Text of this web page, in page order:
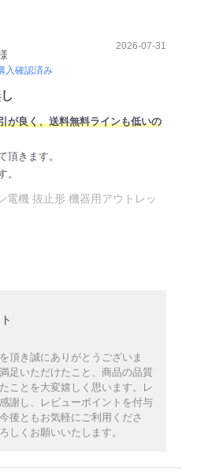
入確認済み
2026-07-31
が良く、送料無料ラインも低いの
頂きます。
。
電機 抜止形 機器用アウトレッ
頂き誠にありがとうございま
足いただけたこと、商品の品質
ことを大変嬉しく思います。レ
謝し、レビューポイントを付与
後ともお気軽にご利用くださ
しくお願いいたします。